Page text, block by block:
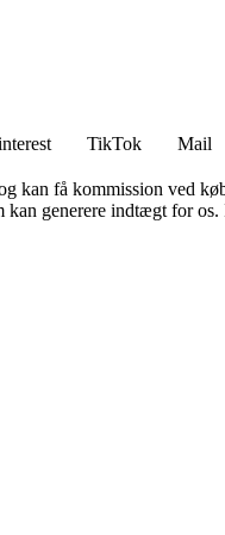
TikTok Mail
kan få kommission ved
generere indtægt for